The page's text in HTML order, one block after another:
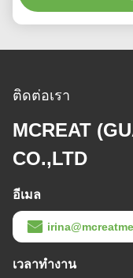
ติดต่อเรา
MCREAT
CO.,LTD
อีเมล
เวลาทํางาน